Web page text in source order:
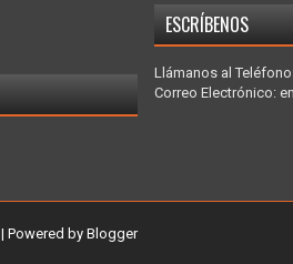
ESCRÍBENOS
Llámanos al
Correo Electrónico:
| Powered by Blogger